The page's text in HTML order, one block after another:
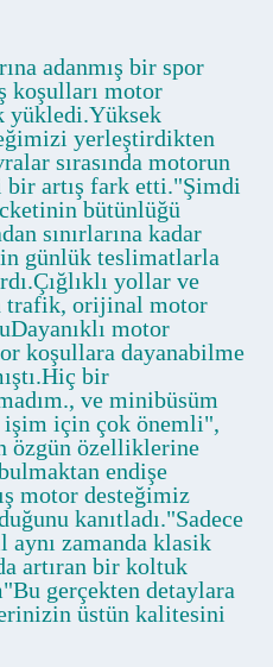
adanmış bir spor
koşulları motor
yükledi.Yüksek
yerleştirdikten
sırasında motorun
artış fark etti."Şimdi
bütünlüğü
sınırlarına kadar
günlük teslimatlarla
yollar ve
trafik, orijinal motor
motor
koşullara dayanabilme
bir
ve minibüsüm
işim için çok önemli",
özgün özelliklerine
endişe
motor desteğimiz
kanıtladı."Sadece
zamanda klasik
artıran bir koltuk
gerçekten detaylara
üstün kalitesini